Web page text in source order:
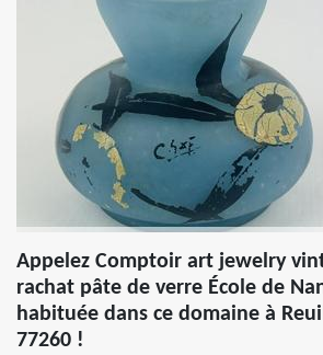
Appelez Comptoir art jewelry
rachat pâte de verre École de
habituée dans ce domaine à
77260 !